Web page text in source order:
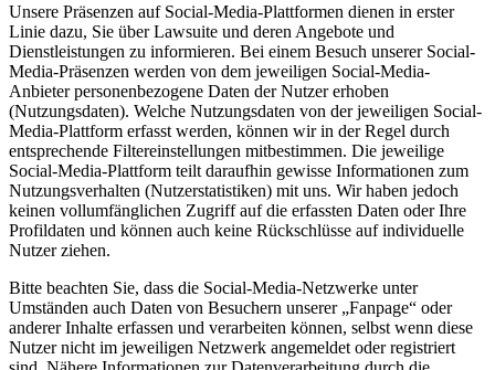
Unsere Präsenzen auf Social-Media-Plattformen dienen in erster
Linie dazu, Sie über Lawsuite und deren Angebote und
Dienstleistungen zu informieren. Bei einem Besuch unserer Social-
Media-Präsenzen werden von dem jeweiligen Social-Media-
Anbieter personenbezogene Daten der Nutzer erhoben
(Nutzungsdaten). Welche Nutzungsdaten von der jeweiligen Social-
Media-Plattform erfasst werden, können wir in der Regel durch
entsprechende Filtereinstellungen mitbestimmen. Die jeweilige
Social-Media-Plattform teilt daraufhin gewisse Informationen zum
Nutzungsverhalten (Nutzerstatistiken) mit uns. Wir haben jedoch
keinen vollumfänglichen Zugriff auf die erfassten Daten oder Ihre
Profildaten und können auch keine Rückschlüsse auf individuelle
Nutzer ziehen.
Bitte beachten Sie, dass die Social-Media-Netzwerke unter
Umständen auch Daten von Besuchern unserer „Fanpage“ oder
anderer Inhalte erfassen und verarbeiten können, selbst wenn diese
Nutzer nicht im jeweiligen Netzwerk angemeldet oder registriert